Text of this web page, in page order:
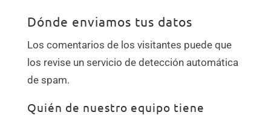
Dónde enviamos tus datos
Los comentarios de los visitantes puede que
los revise un servicio de detección automática
de spam.
Quién de nuestro equipo tiene